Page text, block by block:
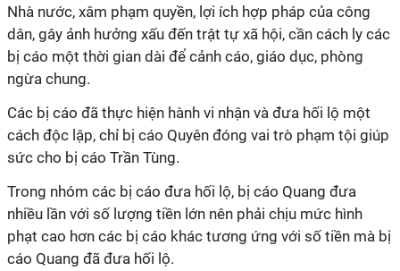
Nhà nước, xâm phạm quyền, lợi ích hợp pháp của công
dân, gây ảnh hưởng xấu đến trật tự xã hội, cần cách ly các
bị cáo một thời gian dài để cảnh cáo, giáo dục, phòng
ngừa chung.
Các bị cáo đã thực hiện hành vi nhận và đưa hối lộ một
cách độc lập, chỉ bị cáo Quyên đóng vai trò phạm tội giúp
sức cho bị cáo Trần Tùng.
Trong nhóm các bị cáo đưa hối lộ, bị cáo Quang đưa
nhiều lần với số lượng tiền lớn nên phải chịu mức hình
phạt cao hơn các bị cáo khác tương ứng với số tiền mà bị
cáo Quang đã đưa hối lộ.